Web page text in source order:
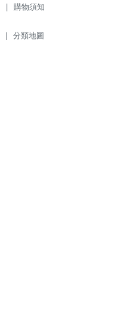
| 購物須知
| 分類地圖